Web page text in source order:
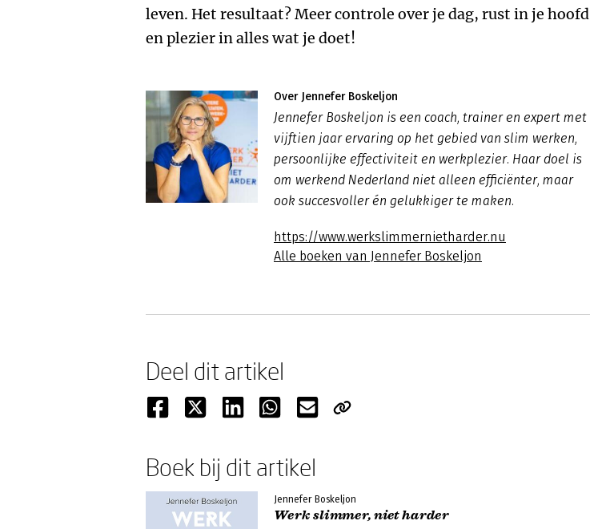
leven. Het resultaat? Meer controle over je dag, rust in je hoofd
en plezier in alles wat je doet!
Over Jennefer Boskeljon
Jennefer Boskeljon is een coach, trainer en expert met
vijftien jaar ervaring op het gebied van slim werken,
persoonlijke effectiviteit en werkplezier. Haar doel is
om werkend Nederland niet alleen efficiënter, maar
ook succesvoller én gelukkiger te maken.
https://www.werkslimmernietharder.nu
Alle boeken van Jennefer Boskeljon
Deel dit artikel
Boek bij dit artikel
Jennefer Boskeljon
Werk slimmer, niet harder